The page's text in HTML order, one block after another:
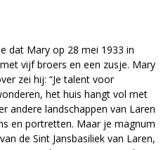
dat Mary op 28 mei 1933 in
vijf broers en een zusje. Mary
zei hij: “Je talent voor
het huis hangt vol met
andere landschappen van Laren
en portretten. Maar je magnum
de Sint Jansbasiliek van Laren,